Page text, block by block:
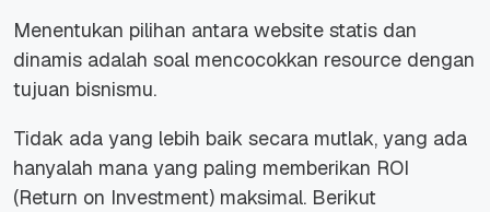
Menentukan pilihan antara website statis dan
dinamis adalah soal mencocokkan resource dengan
tujuan bisnismu.
Tidak ada yang lebih baik secara mutlak, yang ada
hanyalah mana yang paling memberikan ROI
(Return on Investment) maksimal. Berikut